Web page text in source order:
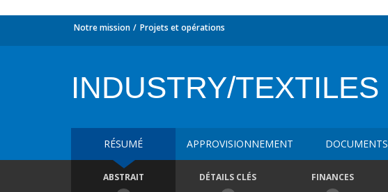
Notre mission Projets et opérations
INDUSTRY/TEXTILES
RÉSUMÉ APPROVISIONNEMENT DOCUMENTS
ABSTRAIT DÉTAILS CLÉS FINANCES